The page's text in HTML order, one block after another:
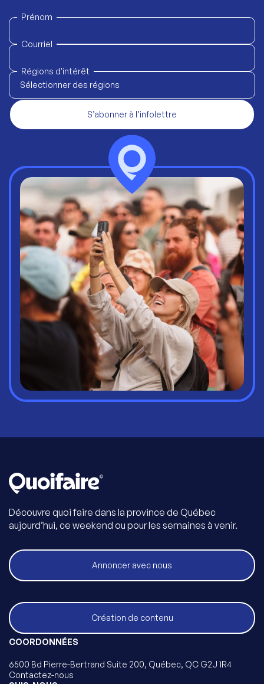
Prénom
Courriel
Régions d'intérêt
Sélectionner des régions
S’abonner à l’infolettre
Découvre quoi faire dans la province de Québec
aujourd’hui, ce weekend ou pour les semaines à venir.
Annoncer avec nous
Création de contenu
COORDONNÉES
6500 Bd Pierre-Bertrand Suite 200, Québec, QC G2J 1R4
Contactez-nous